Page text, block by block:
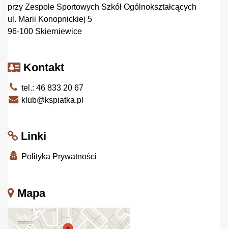
przy Zespole Sportowych Szkół Ogólnokształcących
ul. Marii Konopnickiej 5
96-100 Skierniewice
Kontakt
tel.: 46 833 20 67
klub@kspiatka.pl
Linki
Polityka Prywatności
Mapa